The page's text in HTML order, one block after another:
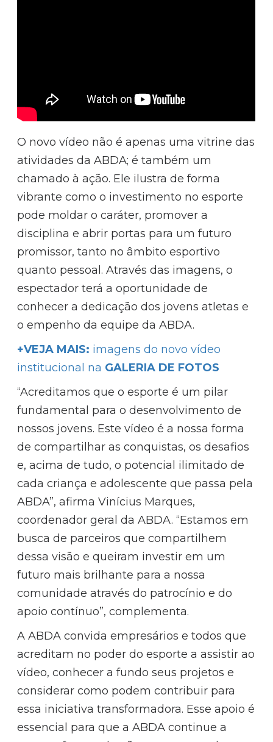
O novo vídeo não é apenas uma vitrine das
atividades da ABDA; é também um
chamado à ação. Ele ilustra de forma
vibrante como o investimento no esporte
pode moldar o caráter, promover a
disciplina e abrir portas para um futuro
promissor, tanto no âmbito esportivo
quanto pessoal. Através das imagens, o
espectador terá a oportunidade de
conhecer a dedicação dos jovens atletas e
o empenho da equipe da ABDA.
+VEJA MAIS: imagens do novo vídeo
institucional na GALERIA DE FOTOS
“Acreditamos que o esporte é um pilar
fundamental para o desenvolvimento de
nossos jovens. Este vídeo é a nossa forma
de compartilhar as conquistas, os desafios
e, acima de tudo, o potencial ilimitado de
cada criança e adolescente que passa pela
ABDA”, afirma Vinícius Marques,
coordenador geral da ABDA. “Estamos em
busca de parceiros que compartilhem
dessa visão e queiram investir em um
futuro mais brilhante para a nossa
comunidade através do patrocínio e do
apoio contínuo”, complementa.
A ABDA convida empresários e todos que
acreditam no poder do esporte a assistir ao
vídeo, conhecer a fundo seus projetos e
considerar como podem contribuir para
essa iniciativa transformadora. Esse apoio é
essencial para que a ABDA continue a